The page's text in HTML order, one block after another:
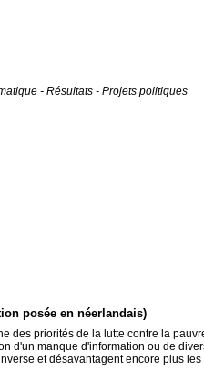
- Résultats - Projets politiques
posée en néerlandais)
des priorités de la lutte contre la
d'un manque d'information ou de
et désavantagent encore plus